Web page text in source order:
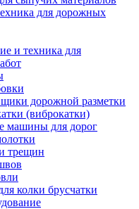
для дорожных
и техника для
дорожной разметки
(виброкатки)
машины для дорог
трещин
колки брусчатки